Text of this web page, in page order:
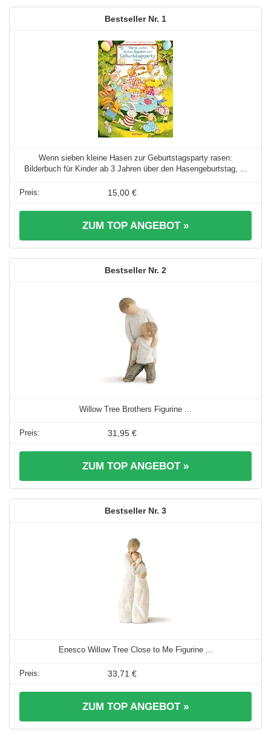
1
Wenn sieben kleine Hasen zur Geburtstagsparty rasen:
Bilderbuch für Kinder ab 3 Jahren über den Hasengeburtstag, ...
15,00 €
ZUM TOP ANGEBOT »
2
Willow Tree Brothers Figurine ...
31,95 €
ZUM TOP ANGEBOT »
3
Enesco Willow Tree Close to Me Figurine ...
33,71 €
ZUM TOP ANGEBOT »